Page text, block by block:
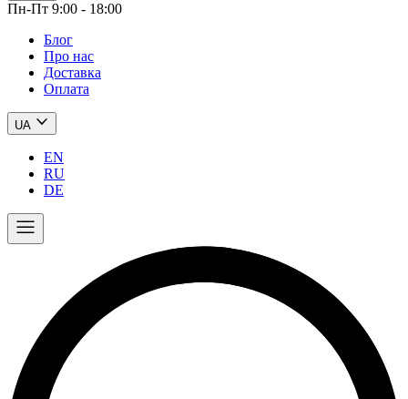
Пн-Пт 9:00 - 18:00
Блог
Про нас
Доставка
Оплата
UA
EN
RU
DE